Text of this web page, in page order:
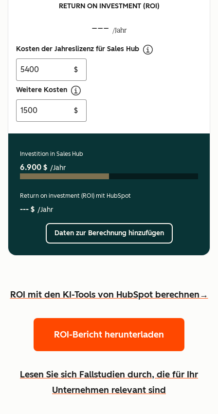
RETURN ON INVESTMENT (ROI)
--- /Jahr
Kosten der Jahreslizenz für Sales Hub
$
Weitere Kosten
$
Investition in Sales Hub
6.900 $ /Jahr
Return on investment (ROI) mit HubSpot
--- $ /Jahr
Daten zur Berechnung hinzufügen
ROI mit den KI-Tools von HubSpot berechnen→
ROI-Bericht herunterladen
Lesen Sie sich Fallstudien durch, die für Ihr
Unternehmen relevant sind